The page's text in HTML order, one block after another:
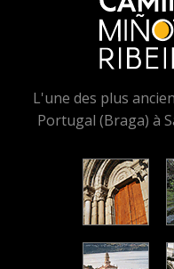
L'une des plus
Portugal (Braga) à